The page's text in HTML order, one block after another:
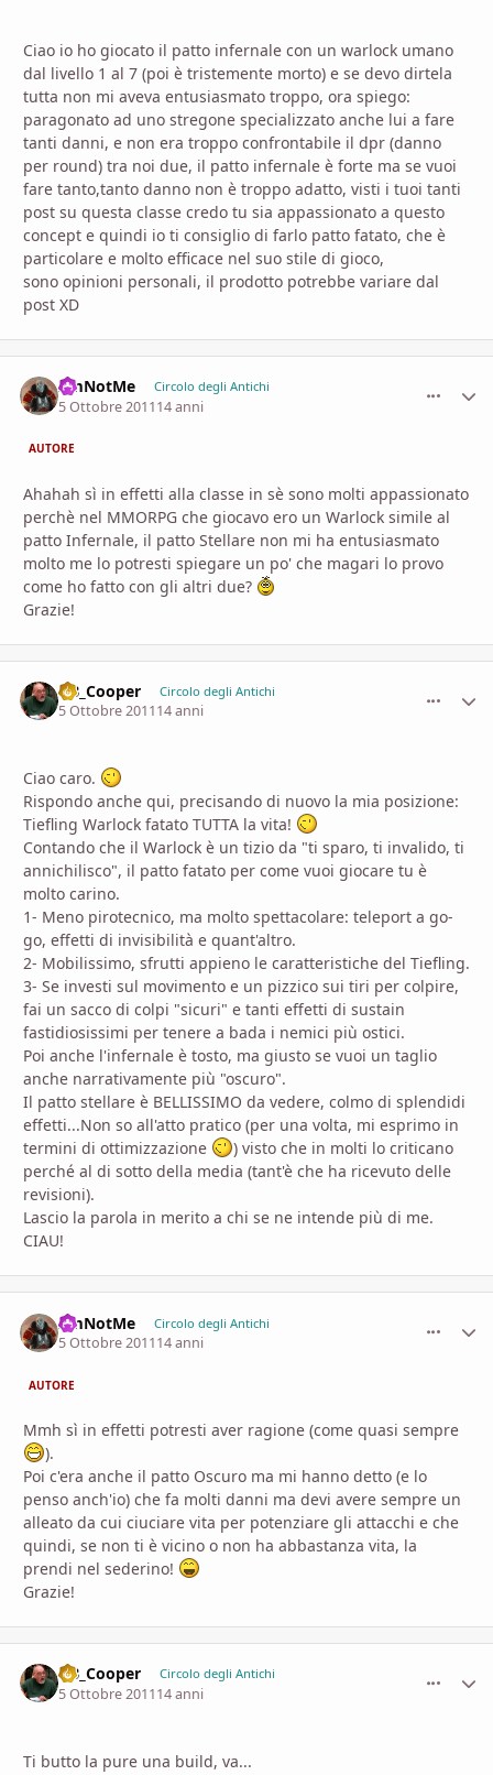
Ciao io ho giocato il patto infernale con un warlock umano
dal livello 1 al 7 (poi è tristemente morto) e se devo dirtela
tutta non mi aveva entusiasmato troppo, ora spiego:
paragonato ad uno stregone specializzato anche lui a fare
tanti danni, e non era troppo confrontabile il dpr (danno
per round) tra noi due, il patto infernale è forte ma se vuoi
fare tanto,tanto danno non è troppo adatto, visti i tuoi tanti
post su questa classe credo tu sia appassionato a questo
concept e quindi io ti consiglio di farlo patto fatato, che è
particolare e molto efficace nel suo stile di gioco,
sono opinioni personali, il prodotto potrebbe variare dal
post XD
I'mNotMe Circolo degli Antichi
5 Ottobre 201114 anni
AUTORE
Ahahah sì in effetti alla classe in sè sono molti appassionato
perchè nel MMORPG che giocavo ero un Warlock simile al
patto Infernale, il patto Stellare non mi ha entusiasmato
molto me lo potresti spiegare un po' che magari lo provo
come ho fatto con gli altri due?
Grazie!
DB_Cooper Circolo degli Antichi
5 Ottobre 201114 anni
Ciao caro.
Rispondo anche qui, precisando di nuovo la mia posizione:
Tiefling Warlock fatato TUTTA la vita!
Contando che il Warlock è un tizio da "ti sparo, ti invalido, ti
annichilisco", il patto fatato per come vuoi giocare tu è
molto carino.
1- Meno pirotecnico, ma molto spettacolare: teleport a go-
go, effetti di invisibilità e quant'altro.
2- Mobilissimo, sfrutti appieno le caratteristiche del Tiefling.
3- Se investi sul movimento e un pizzico sui tiri per colpire,
fai un sacco di colpi "sicuri" e tanti effetti di sustain
fastidiosissimi per tenere a bada i nemici più ostici.
Poi anche l'infernale è tosto, ma giusto se vuoi un taglio
anche narrativamente più "oscuro".
Il patto stellare è BELLISSIMO da vedere, colmo di splendidi
effetti...Non so all'atto pratico (per una volta, mi esprimo in
termini di ottimizzazione
) visto che in molti lo criticano
perché al di sotto della media (tant'è che ha ricevuto delle
revisioni).
Lascio la parola in merito a chi se ne intende più di me.
CIAU!
I'mNotMe Circolo degli Antichi
5 Ottobre 201114 anni
AUTORE
Mmh sì in effetti potresti aver ragione (come quasi sempre
).
Poi c'era anche il patto Oscuro ma mi hanno detto (e lo
penso anch'io) che fa molti danni ma devi avere sempre un
alleato da cui ciuciare vita per potenziare gli attacchi e che
quindi, se non ti è vicino o non ha abbastanza vita, la
prendi nel sederino!
Grazie!
DB_Cooper Circolo degli Antichi
5 Ottobre 201114 anni
Ti butto la pure una build, va...